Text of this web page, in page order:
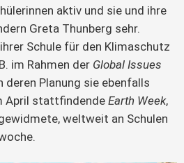
aktiv und sie und ihre
Greta Thunberg sehr.
Schule für den Klimaschutz
im Rahmen der Global Issues
deren Planung sie ebenfalls
April stattfindende Earth Week,
weltweit an Schulen